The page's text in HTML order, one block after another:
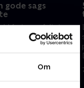
Om
gode sags
fart over feltet og
af grin, når Andreas Bo
Mørk gæster Hans
i 'Hvem vil være
• 48 min